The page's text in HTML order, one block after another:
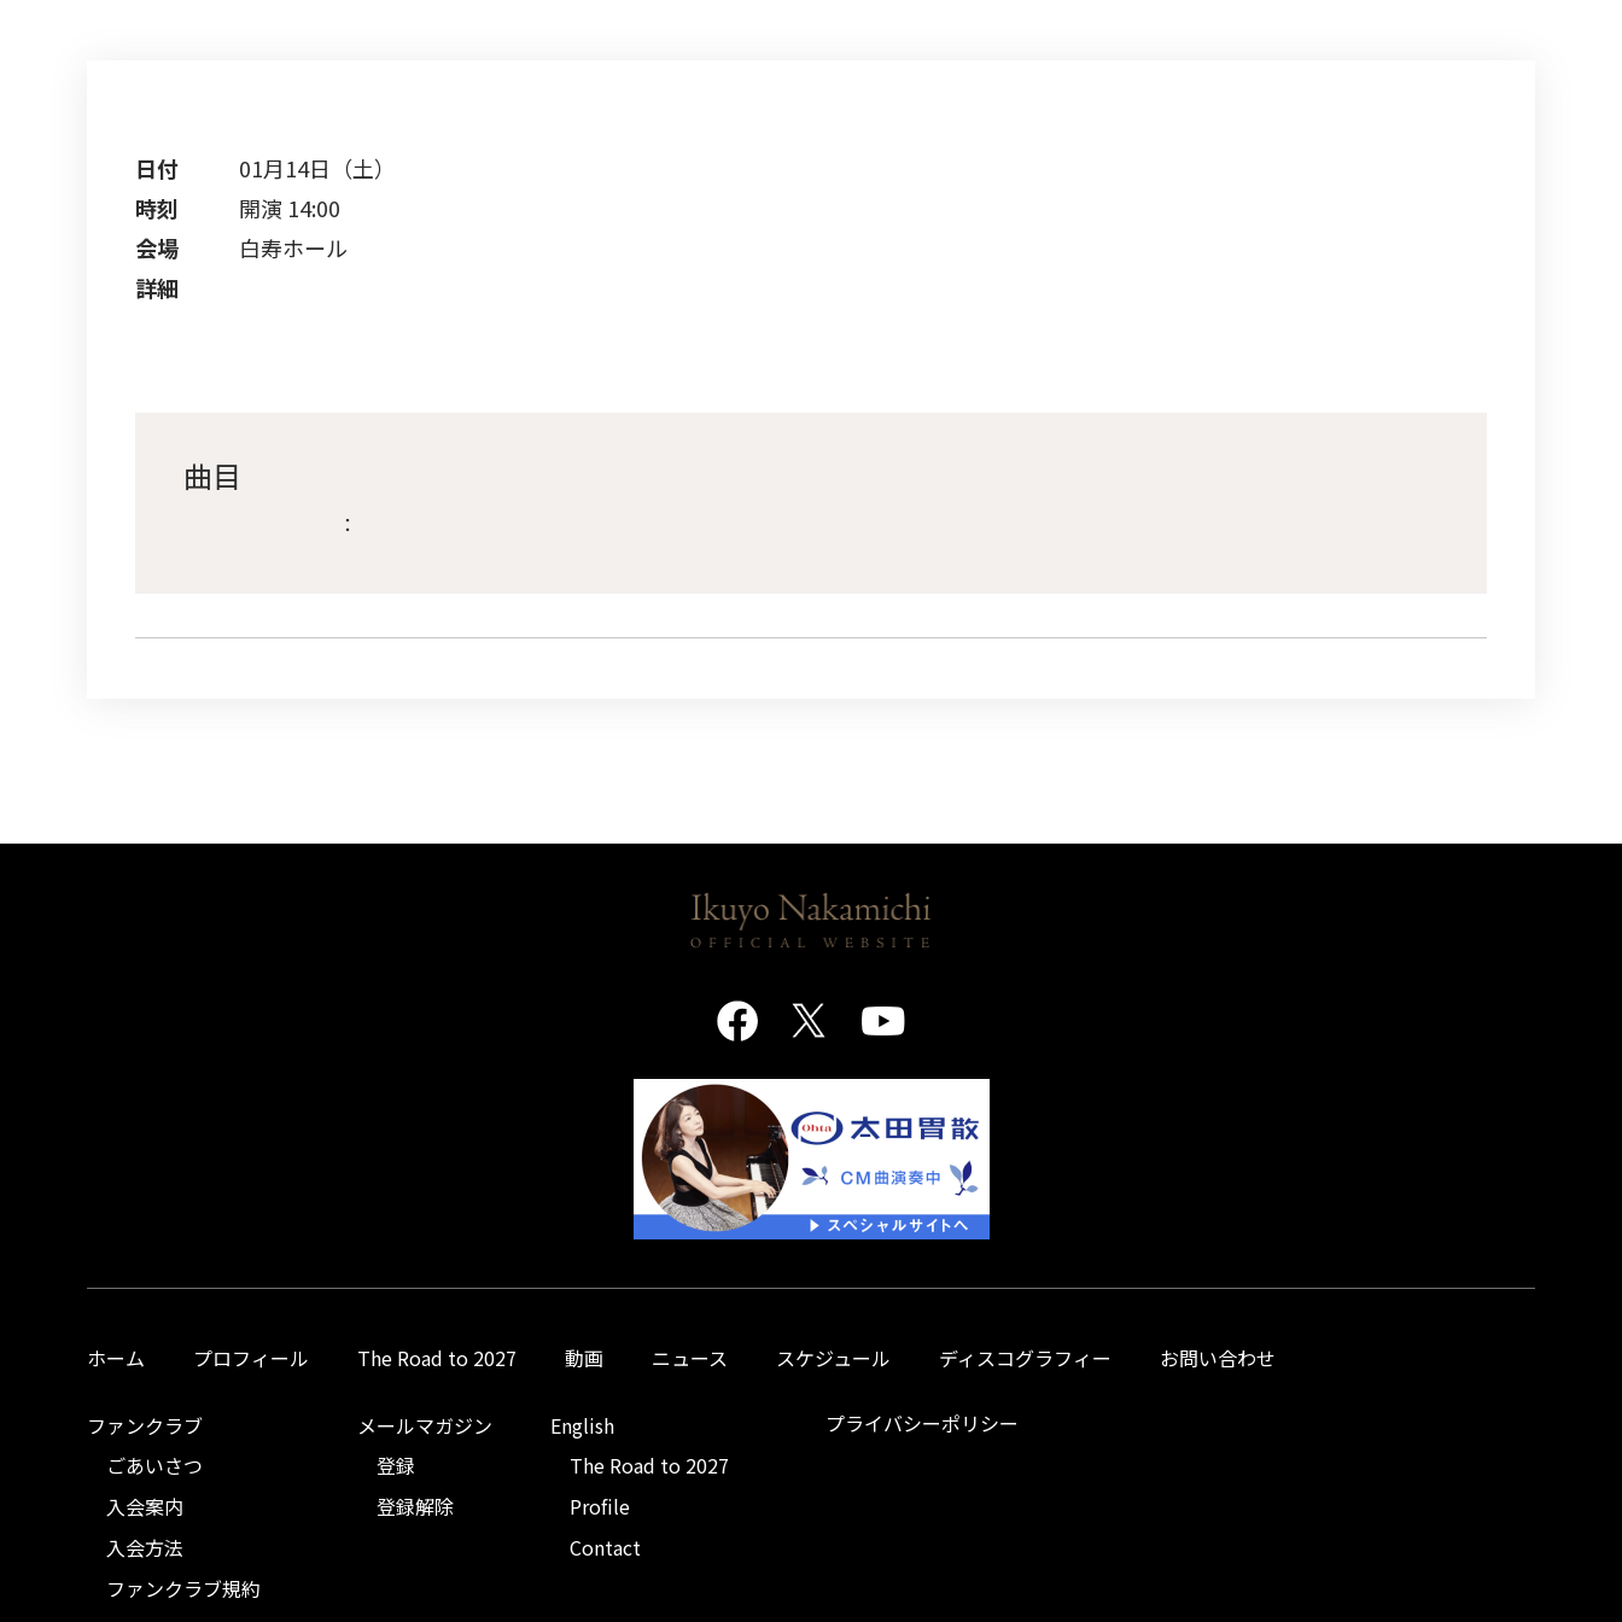
日付
01月14日（土）
時刻
開演 14:00
会場
白寿ホール
詳細
曲目
：
ホーム プロフィール The Road to 2027 動画 ニュース スケジュール ディスコグラフィー お問い合わせ
ファンクラブ
ごあいさつ
入会案内
入会方法
ファンクラブ規約
メールマガジン
登録
登録解除
English
The Road to 2027
Profile
Contact
プライバシーポリシー